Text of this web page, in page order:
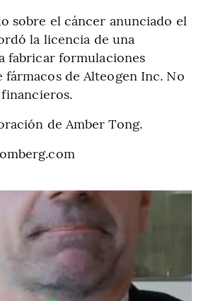
sobre el cáncer anunciado el
la licencia de una
fabricar formulaciones
fármacos de Alteogen Inc. No
de Amber Tong.